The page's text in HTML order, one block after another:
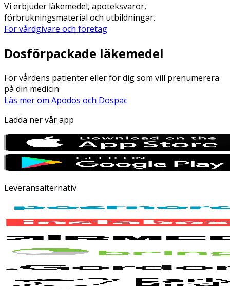
Vi erbjuder läkemedel, apoteksvaror,
förbrukningsmaterial och utbildningar.
För vårdgivare och företag
Dosförpackade läkemedel
För vårdens patienter eller för dig som vill prenumerera
på din medicin
Läs mer om Apodos och Dospac
Ladda ner vår app
Leveransalternativ